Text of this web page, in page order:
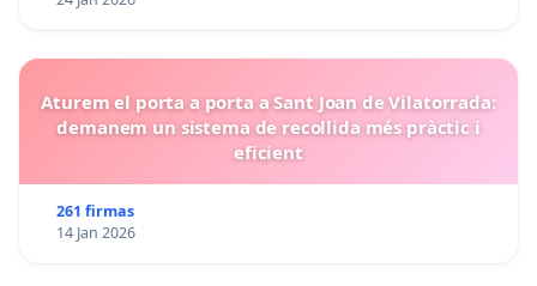
Aturem el porta a porta a Sant Joan de Vilatorrada:
demanem un sistema de recollida més pràctic i
eficient
261 firmas
14 Jan 2026